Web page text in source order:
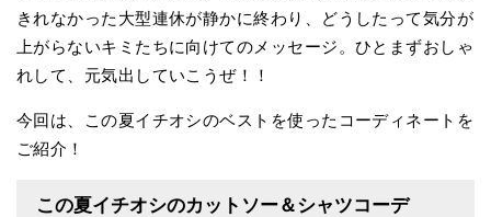
きれなかった大型連休が静かに終わり、どうしたって気分が
上がらないキミたちに向けてのメッセージ。ひとまずおしゃ
れして、元気出していこうぜ！！
今回は、この夏イチオシのベストを使ったコーディネートを
ご紹介！
この夏イチオシのカットソー＆シャツコーデ